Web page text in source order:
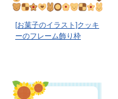
[お菓子のイラスト]クッキ
ーのフレーム飾り枠